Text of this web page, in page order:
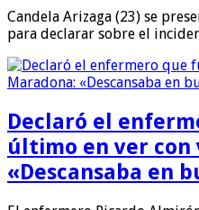
Candela Arizaga (23) se
para declarar sobre el
Declaró el
último en ver con
«Descansaba en